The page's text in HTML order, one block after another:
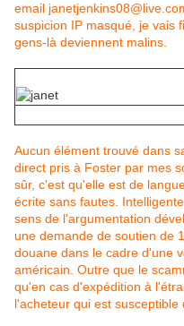
email
suspicion IP masqué, je vais
gens-là deviennent malins.
Aucun élément trouvé dans
direct pris à Foster par mes
sûr, c'est qu'elle est de
écrite sans fautes.
sens de l'argumentation
une demande de soutien de
douane dans le cadre d'une
américain. Outre que le
qu'en cas d'expédition à
l'acheteur qui est